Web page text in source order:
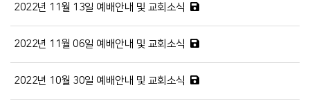
2022년 11월 13일 예배안내 및 교회소식
2022년 11월 06일 예배안내 및 교회소식
2022년 10월 30일 예배안내 및 교회소식